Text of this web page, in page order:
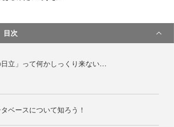
目次
日立」って何かしっくり来ない…
ベースについて知ろう！